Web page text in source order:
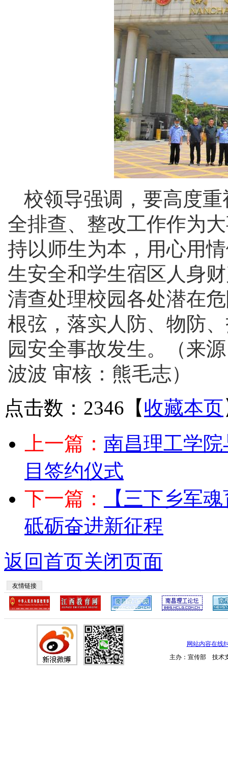
校领导强调，要高度
全排查、整改工作作为
持以师生为本，用心用
生安全和学生宿区人身
清查处理校园各处潜在
根弦，落实人防、物防
园安全事故发生。（来
波波 审核：熊毛志）
点击数：2346 【收藏本页
上一篇： 南昌理工学
目签约仪式
下一篇：
【三下乡军
砥砺奋进新征程
返回首页关闭页面
友情链接
网站内容在线
主办：宣传部 技术